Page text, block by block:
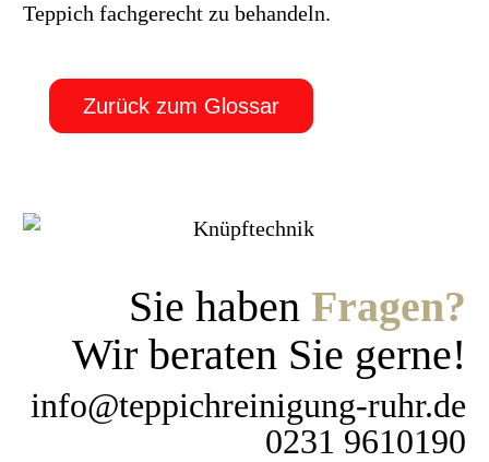
Teppich fachgerecht zu behandeln.
Zurück zum Glossar
Sie haben Fragen?
Wir beraten Sie gerne!
info@teppichreinigung-ruhr.de
0231 9610190